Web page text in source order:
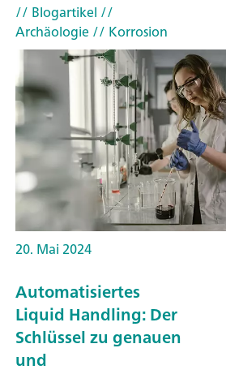
// Blogartikel //
Archäologie// Korrosion
20. Mai 2024
Automatisiertes
Liquid Handling: Der
Schlüssel zu genauen
und